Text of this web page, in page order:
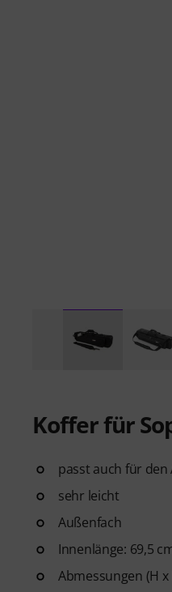
Koffer für
passt auch für den
sehr leicht
Außenfach
Innenlänge: 69,5
Abmessungen (H x